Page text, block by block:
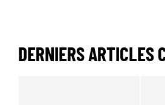
DERNIERS ARTICLES